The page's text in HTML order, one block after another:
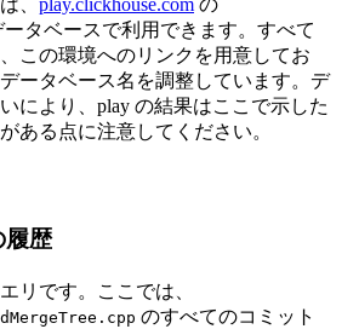
、 play.clickhouse.com の
ータベースで利用できます。すべて
この環境へのリンクを用意してお
ータベース名を調整しています。デ
により、play の結果はここで示した
ある点に注意してください。
履歴
リです。ここでは、
のすべてのコミット